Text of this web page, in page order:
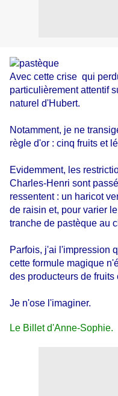
Avec cette crise qui
particulièrement attentif
naturel d'Hubert.
Notamment, je ne
règle d'or : cinq fruits et
Evidemment, les
Charles-Henri sont
ressentent : un haricot
de raisin et, pour varier
tranche de pastèque au
Parfois, j'ai l'impression
cette formule magique
des producteurs de fruits
Je n'ose l'imaginer.
Le Billet d'Anne-Sophie.